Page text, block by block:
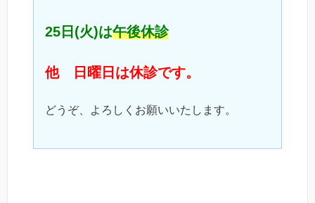
25日(火)は午後休診
他 日曜日は休診です。
どうぞ、よろしくお願いいたします。